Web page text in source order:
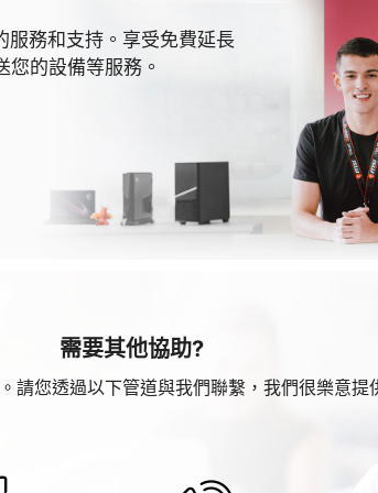
服務和支持。享受免費延長
的設備等服務。
需要其他協助?
請您透過以下管道與我們聯繫，我們很樂意提